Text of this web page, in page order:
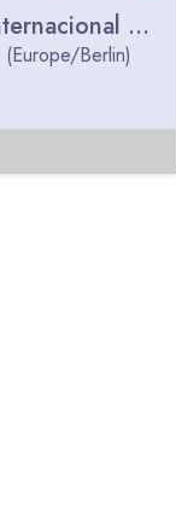
Óbidos Festival Internacional Chocolate 2025
(Europe/Berlin)